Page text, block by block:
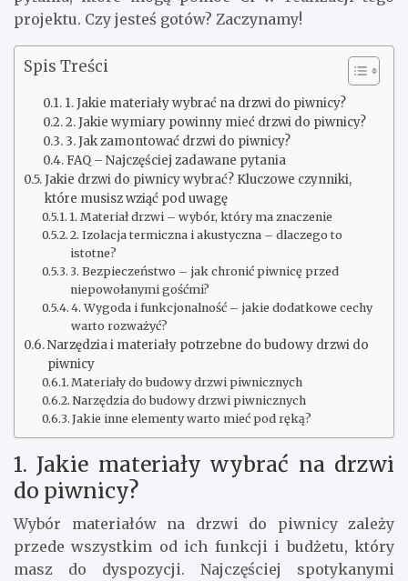
projektu. Czy jesteś gotów? Zaczynamy!
Spis Treści
1. Jakie materiały wybrać na drzwi do piwnicy?
2. Jakie wymiary powinny mieć drzwi do piwnicy?
3. Jak zamontować drzwi do piwnicy?
FAQ – Najczęściej zadawane pytania
Jakie drzwi do piwnicy wybrać? Kluczowe czynniki,
które musisz wziąć pod uwagę
1. Materiał drzwi – wybór, który ma znaczenie
2. Izolacja termiczna i akustyczna – dlaczego to
istotne?
3. Bezpieczeństwo – jak chronić piwnicę przed
niepowołanymi gośćmi?
4. Wygoda i funkcjonalność – jakie dodatkowe cechy
warto rozważyć?
Narzędzia i materiały potrzebne do budowy drzwi do
piwnicy
Materiały do budowy drzwi piwnicznych
Narzędzia do budowy drzwi piwnicznych
Jakie inne elementy warto mieć pod ręką?
1. Jakie materiały wybrać na drzwi
do piwnicy?
Wybór materiałów na drzwi do piwnicy zależy
przede wszystkim od ich funkcji i budżetu, który
masz do dyspozycji. Najczęściej spotykanymi